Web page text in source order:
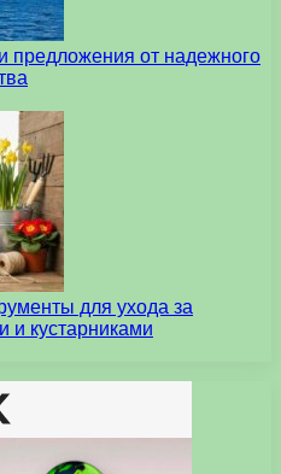
предложения от надежного
для ухода за
и кустарниками